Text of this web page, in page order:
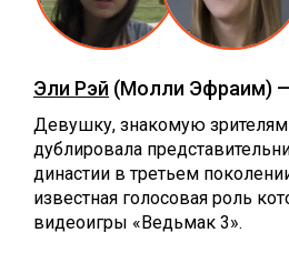
Эли Рэй (Молли Эфраим)
Девушку, знакомую
дублировала
династии в третьем
известная голосовая роль
видеоигры «Ведьмак 3».